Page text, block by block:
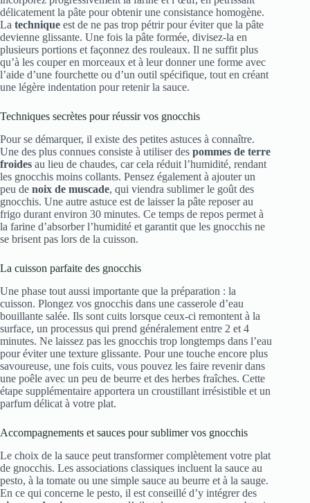
délicatement la pâte pour obtenir une consistance homogène.
La technique est de ne pas trop pétrir pour éviter que la pâte
devienne glissante. Une fois la pâte formée, divisez-la en
plusieurs portions et façonnez des rouleaux. Il ne suffit plus
qu’à les couper en morceaux et à leur donner une forme avec
l’aide d’une fourchette ou d’un outil spécifique, tout en créant
une légère indentation pour retenir la sauce.
Techniques secrètes pour réussir vos gnocchis
Pour se démarquer, il existe des petites astuces à connaître.
Une des plus connues consiste à utiliser des pommes de terre
froides au lieu de chaudes, car cela réduit l’humidité, rendant
les gnocchis moins collants. Pensez également à ajouter un
peu de noix de muscade, qui viendra sublimer le goût des
gnocchis. Une autre astuce est de laisser la pâte reposer au
frigo durant environ 30 minutes. Ce temps de repos permet à
la farine d’absorber l’humidité et garantit que les gnocchis ne
se brisent pas lors de la cuisson.
La cuisson parfaite des gnocchis
Une phase tout aussi importante que la préparation : la
cuisson. Plongez vos gnocchis dans une casserole d’eau
bouillante salée. Ils sont cuits lorsque ceux-ci remontent à la
surface, un processus qui prend généralement entre 2 et 4
minutes. Ne laissez pas les gnocchis trop longtemps dans l’eau
pour éviter une texture glissante. Pour une touche encore plus
savoureuse, une fois cuits, vous pouvez les faire revenir dans
une poêle avec un peu de beurre et des herbes fraîches. Cette
étape supplémentaire apportera un croustillant irrésistible et un
parfum délicat à votre plat.
Accompagnements et sauces pour sublimer vos gnocchis
Le choix de la sauce peut transformer complètement votre plat
de gnocchis. Les associations classiques incluent la sauce au
pesto, à la tomate ou une simple sauce au beurre et à la sauge.
En ce qui concerne le pesto, il est conseillé d’y intégrer des